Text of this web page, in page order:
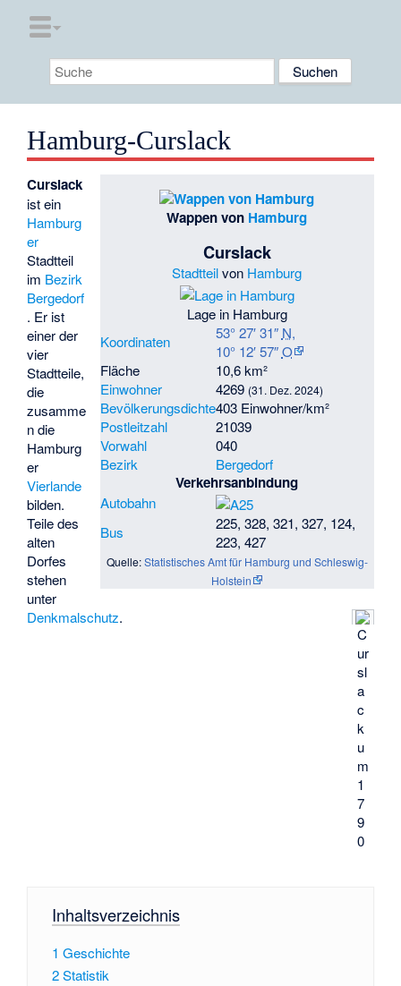
Hamburg-Curslack
Wappen von Hamburg
Curslack
Stadtteilvon Hamburg
Lage in Hamburg
Koordinaten
53° 27′ 31″ N,
10° 12′ 57″O
Fläche
10,6 km²
Einwohner
4269 (31. Dez. 2024)
Bevölkerungsdichte403 Einwohner/km²
Postleitzahl
21039
Vorwahl
040
Bezirk
Bergedorf
Verkehrsanbindung
Autobahn
Bus
225, 328, 321, 327, 124,
223, 427
Quelle:Statistisches Amt für Hamburg und Schleswig-
Holstein
C
ur
sl
a
c
k
u
m
1
7
9
0
Curslack
ist ein
Hamburg
er
Stadtteil
im Bezirk
Bergedorf
. Er ist
einer der
vier
Stadtteile,
die
zusamme
n die
Hamburg
er
Vierlande
bilden.
Teile des
alten
Dorfes
stehen
unter
Denkmalschutz.
Inhaltsverzeichnis
1 Geschichte
2Statistik